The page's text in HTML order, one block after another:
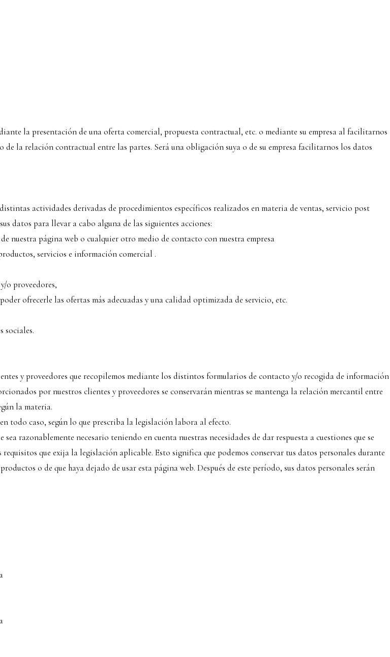
la presentación de una oferta comercial, propuesta contractual, etc. o mediante su empresa al facilitarnos
la relación contractual entre las partes. Será una obligación suya o de su empresa facilitarnos los datos
actividades derivadas de procedimientos específicos realizados en materia de ventas, servicio post
datos para llevar a cabo alguna de las siguientes acciones:
página web o cualquier otro medio de contacto con nuestra empresa
servicios e información comercial .
proveedores,
ofrecerle las ofertas más adecuadas y una calidad optimizada de servicio, etc.
sociales.
y proveedores que recopilemos mediante los distintos formularios de contacto y/o recogida de información
por nuestros clientes y proveedores se conservarán mientras se mantenga la relación mercantil entre
la materia.
todo caso, según lo que prescriba la legislación labora al efecto.
razonablemente necesario teniendo en cuenta nuestras necesidades de dar respuesta a cuestiones que se
que exija la legislación aplicable. Esto significa que podemos conservar tus datos personales durante
o de que haya dejado de usar esta página web. Después de este período, sus datos personales serán